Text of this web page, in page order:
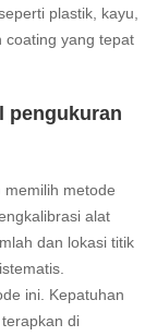
plastik, kayu,
coating yang tepat
pengukuran
memilih metode
alat
dan lokasi titik
ini. Kepatuhan
di